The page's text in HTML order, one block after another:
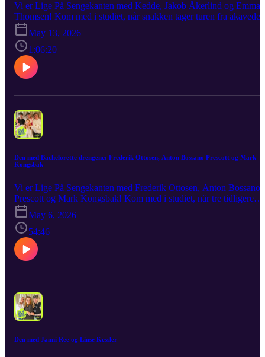
Vi er Lige På Sengekanten med Kedde, Jakob Åkerlind og Emma
Thomsen! Kom med i studiet, når snakken tager turen fra akavede
situationer og moderne dating til kærlighed, intimitet og alt det,
måske ikke altid siger højt. Stemningen er afslappet, ærligheden er i
top, og grinene kommer helt af sig selv. Som altid bliver det leveret
råt, ærligt og med et glimt i øjet. Det er akavet, det er sjovt, det er
hudløst ærligt – det er Lige På Sengekanten
May 13, 2026
1:06:20
Den med Bachelorette drengene: Frederik Ottosen, Anton Bossano Prescott og Mark
Kongsbak
Vi er Lige På Sengekanten med Frederik Ottosen, Anton Bossano
Prescott og Mark Kongsbak! Kom med i studiet, når tre tidligere
bejlere – og nu tætte venner – åbner op for snakken om dating,
kærlighed og alt det midt imellem – med ærlige perspektiver, små
stikpiller og et venskab, der ikke er bange for at sige tingene, som
er. Som altid bliver det leveret råt, ærligt og med et glimt i øjet. Det
er ærligt, det er let, det er med et strejf af drengerøv – det er Lige
Sengekanten!
May 6, 2026
54:46
Den med Janni Ree og Linse Kessler